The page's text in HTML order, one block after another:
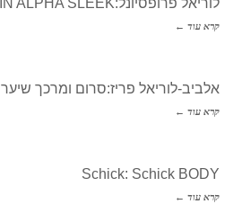
לוריאל פרופסיונל:KERATIN ALPHA SLEEK
קרא עוד ←
אלביב-לוריאל פריז:סרום ומרכך שיער ULTIMATE
קרא עוד ←
Schick: Schick BODY
קרא עוד ←